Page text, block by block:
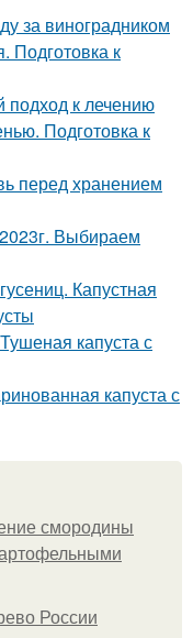
за виноградником
Подготовка к
подход к лечению
Подготовка к
перед хранением
Выбираем
Капустная
капуста с
капуста с
смородины
России